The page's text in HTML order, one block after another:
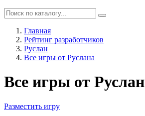
Главная
Рейтинг разработчиков
Руслан
Все игры от Руслана
Все игры от Руслан
Разместить игру